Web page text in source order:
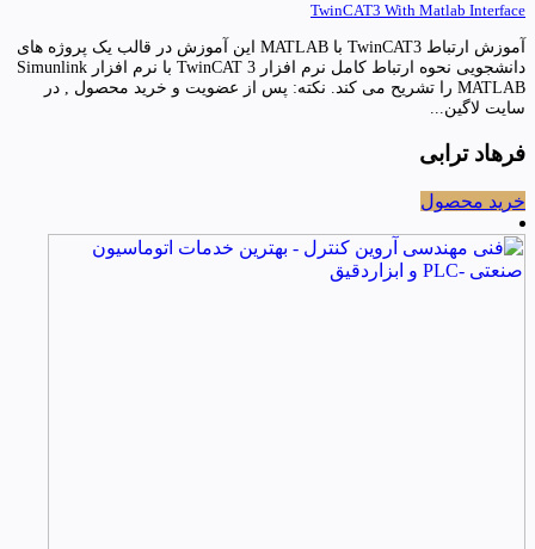
TwinCAT3 With Matlab Interface
آموزش ارتباط TwinCAT3 با MATLAB این آموزش در قالب یک پروژه های
دانشجویی نحوه ارتباط کامل نرم افزار TwinCAT 3 با نرم افزار Simunlink
MATLAB را تشریح می کند. نکته: پس از عضویت و خرید محصول , در
سایت لاگین...
فرهاد ترابی
خرید محصول